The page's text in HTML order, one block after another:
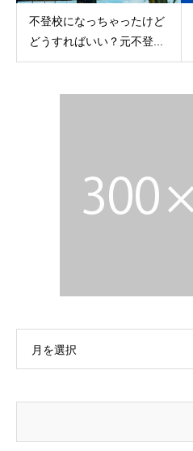
不登校になっちゃったけど
どうすればいい？元不登...
月を選択